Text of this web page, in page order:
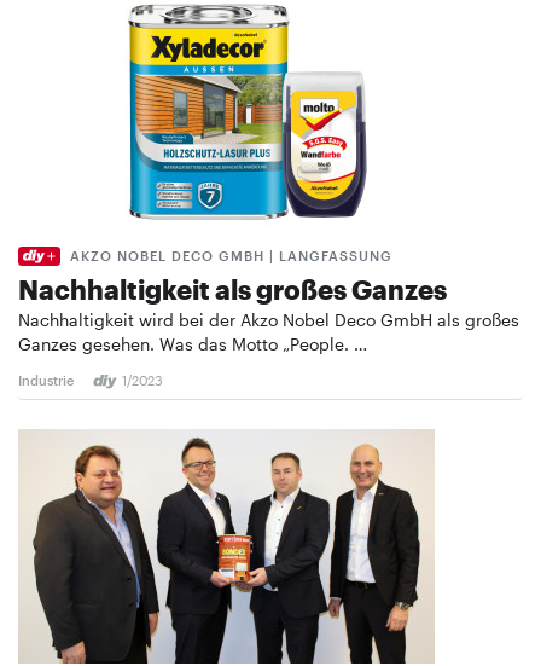
AKZO NOBEL DECO GMBH | LANGFASSUNG
Nachhaltigkeit als großes Ganzes
Nachhaltigkeit wird bei der Akzo Nobel Deco GmbH als großes
Ganzes gesehen. Was das Motto „People. …
Industrie 1/2023